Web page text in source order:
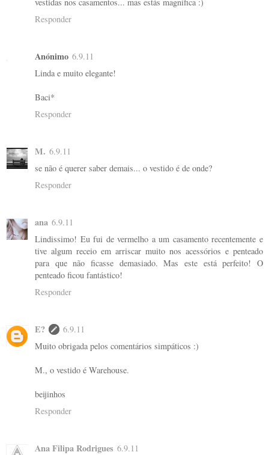
Responder
Anónimo 6.9.11
Linda e muito elegante!
Baci*
Responder
M. 6.9.11
se não é querer saber demais... o vestido é de onde?
Responder
ana 6.9.11
Lindissimo! Eu fui de vermelho a um casamento recentemente e
tive algum receio em arriscar muito nos acessórios e penteado
para que não ficasse demasiado. Mas este está perfeito! O
penteado ficou fantástico!
Responder
E?
6.9.11
Muito obrigada pelos comentários simpáticos :)
M., o vestido é Warehouse.
beijinhos
Responder
Ana Filipa Rodrigues 6.9.11